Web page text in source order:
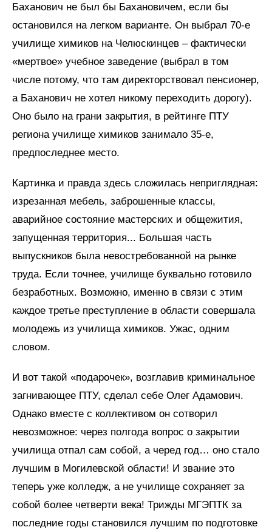
Баханович не был бы Бахановичем, если бы
остановился на легком варианте. Он выбрал 70-е
училище химиков на Челюскинцев – фактически
«мертвое» учебное заведение (выбрал в том
числе потому, что там директорствовал пенсионер,
а Баханович не хотел никому переходить дорогу).
Оно было на грани закрытия, в рейтинге ПТУ
региона училище химиков занимало 35-е,
предпоследнее место.
Картинка и правда здесь сложилась неприглядная:
изрезанная мебель, заброшенные классы,
аварийное состояние мастерских и общежития,
запущенная территория... Большая часть
выпускников была невостребованной на рынке
труда. Если точнее, училище буквально готовило
безработных. Возможно, именно в связи с этим
каждое третье преступление в области совершала
молодежь из училища химиков. Ужас, одним
словом.
И вот такой «подарочек», возглавив криминальное
загнивающее ПТУ, сделал себе Олег Адамович.
Однако вместе с коллективом он сотворил
невозможное: через полгода вопрос о закрытии
училища отпал сам собой, а черед год… оно стало
лучшим в Могилевской области! И звание это
теперь уже колледж, а не училище сохраняет за
собой более четверти века! Трижды МГЭПТК за
последние годы становился лучшим по подготовке